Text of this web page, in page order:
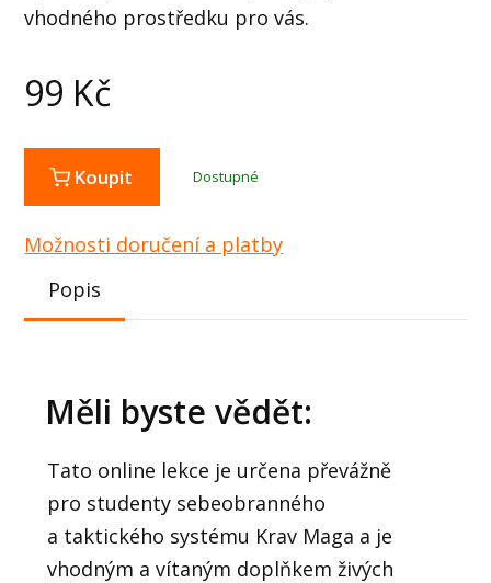
vhodného prostředku pro vás.
99 Kč
Koupit Dostupné
Možnosti doručení a platby
Popis
Měli byste vědět:
Tato online lekce je určena převážně
pro studenty sebeobranného
a taktického systému Krav Maga a je
vhodným a vítaným doplňkem živých